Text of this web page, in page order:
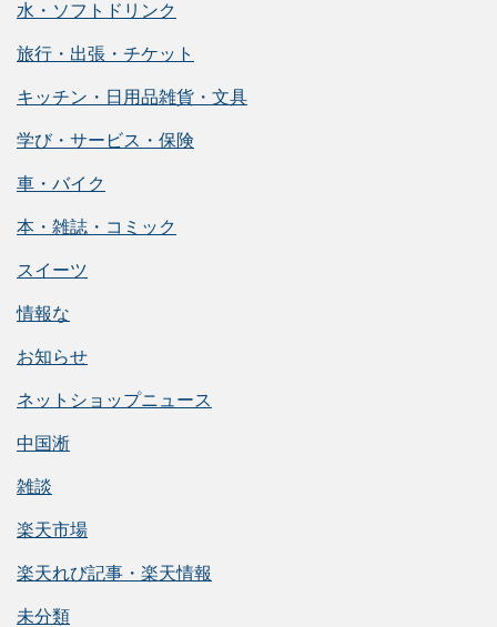
水・ソフトドリンク
旅行・出張・チケット
キッチン・日用品雑貨・文具
学び・サービス・保険
車・バイク
本・雑誌・コミック
スイーツ
情報な
お知らせ
ネットショップニュース
中国淅
雑談
楽天市場
楽天れび記事・楽天情報
未分類